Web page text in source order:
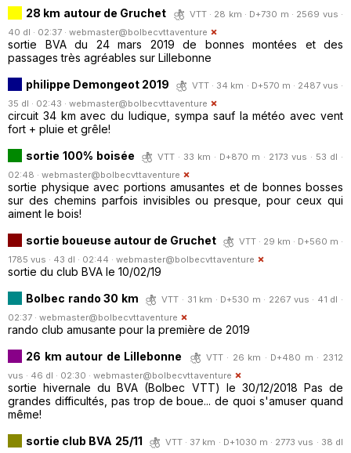
28 km autour de Gruchet
VTT · 28 km · D+730 m · 2569 vus ·
40 dl · 02:37 · webmaster@bolbecvttaventure
sortie BVA du 24 mars 2019 de bonnes montées et des
passages très agréables sur Lillebonne
philippe Demongeot 2019
VTT · 34 km · D+570 m · 2487 vus ·
35 dl · 02:43 · webmaster@bolbecvttaventure
circuit 34 km avec du ludique, sympa sauf la météo avec vent
fort + pluie et grêle!
sortie 100% boisée
VTT · 33 km · D+870 m · 2173 vus · 53 dl ·
02:48 · webmaster@bolbecvttaventure
sortie physique avec portions amusantes et de bonnes bosses
sur des chemins parfois invisibles ou presque, pour ceux qui
aiment le bois!
sortie boueuse autour de Gruchet
VTT · 29 km · D+560 m ·
1785 vus · 43 dl · 02:44 · webmaster@bolbecvttaventure
sortie du club BVA le 10/02/19
Bolbec rando 30 km
VTT · 31 km · D+530 m · 2267 vus · 41 dl ·
02:37 · webmaster@bolbecvttaventure
rando club amusante pour la première de 2019
26 km autour de Lillebonne
VTT · 26 km · D+480 m · 2312
vus · 46 dl · 02:30 · webmaster@bolbecvttaventure
sortie hivernale du BVA (Bolbec VTT) le 30/12/2018 Pas de
grandes difficultés, pas trop de boue... de quoi s'amuser quand
même!
sortie club BVA 25/11
VTT · 37 km · D+1030 m · 2773 vus · 38 dl